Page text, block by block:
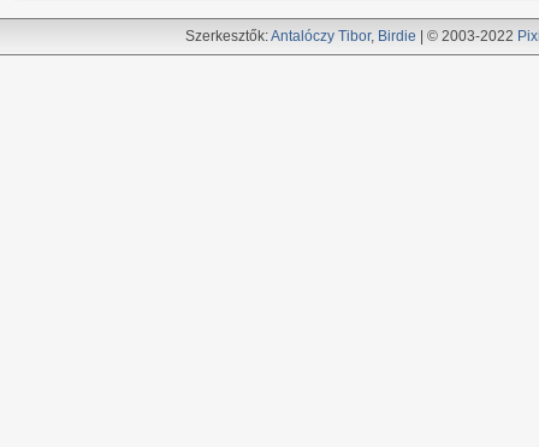
Szerkesztők:Antalóczy Tibor, Birdie | © 2003-2022